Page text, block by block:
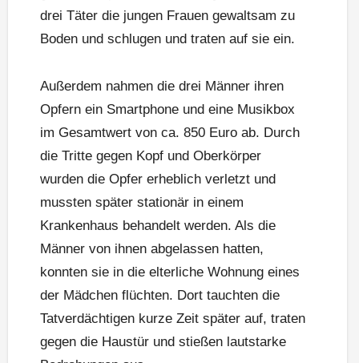
drei Täter die jungen Frauen gewaltsam zu
Boden und schlugen und traten auf sie ein.
Außerdem nahmen die drei Männer ihren
Opfern ein Smartphone und eine Musikbox
im Gesamtwert von ca. 850 Euro ab. Durch
die Tritte gegen Kopf und Oberkörper
wurden die Opfer erheblich verletzt und
mussten später stationär in einem
Krankenhaus behandelt werden. Als die
Männer von ihnen abgelassen hatten,
konnten sie in die elterliche Wohnung eines
der Mädchen flüchten. Dort tauchten die
Tatverdächtigen kurze Zeit später auf, traten
gegen die Haustür und stießen lautstarke